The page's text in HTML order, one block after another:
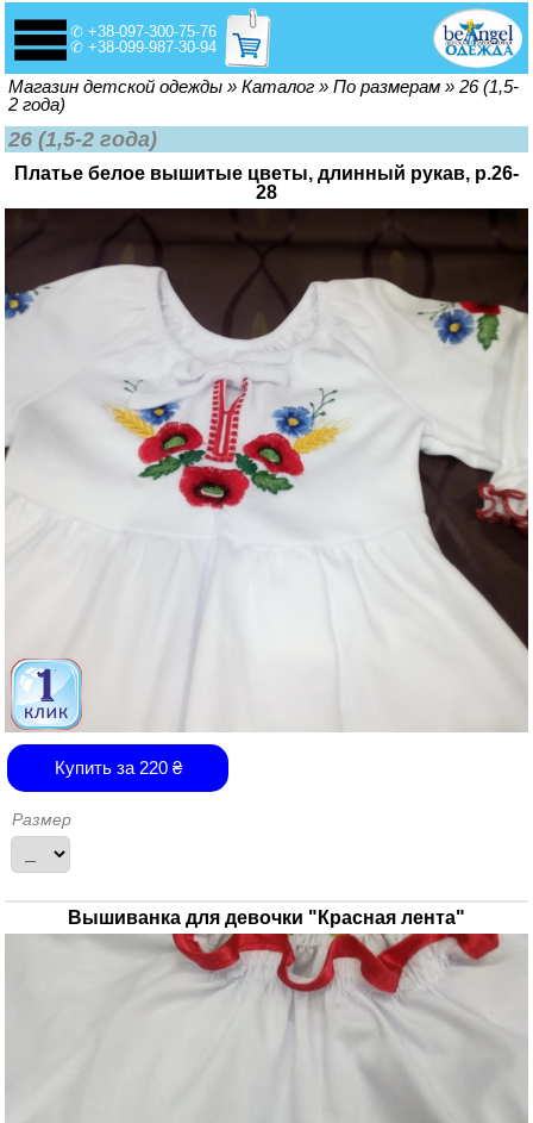
✆ +38-097-300-75-76
✆ +38-099-987-30-94
Вы здесь
Магазин детской одежды » Каталог » По размерам » 26 (1,5-
2 года)
26 (1,5-2 года)
Платье белое вышитые цветы, длинный рукав, р.26-
28
Купить за 220₴
Размер
Вышиванка для девочки "Красная лента"